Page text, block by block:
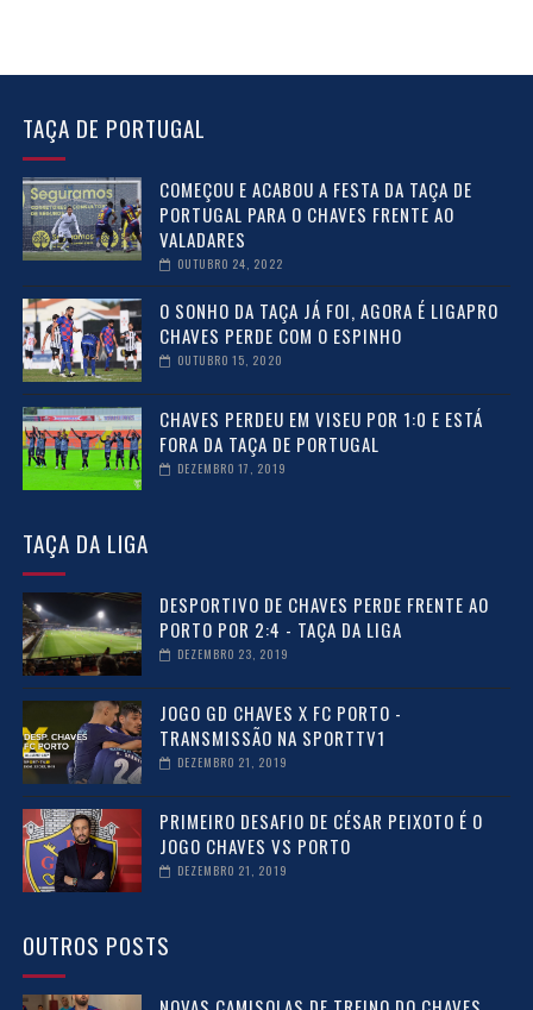
TAÇA DE PORTUGAL
COMEÇOU E ACABOU A FESTA DA TAÇA DE
PORTUGAL PARA O CHAVES FRENTE AO
VALADARES
OUTUBRO 24, 2022
O SONHO DA TAÇA JÁ FOI, AGORA É LIGAPRO
CHAVES PERDE COM O ESPINHO
OUTUBRO 15, 2020
CHAVES PERDEU EM VISEU POR 1:0 E ESTÁ
FORA DA TAÇA DE PORTUGAL
DEZEMBRO 17, 2019
TAÇA DA LIGA
DESPORTIVO DE CHAVES PERDE FRENTE AO
PORTO POR 2:4 - TAÇA DA LIGA
DEZEMBRO 23, 2019
JOGO GD CHAVES X FC PORTO -
TRANSMISSÃO NA SPORTTV1
DEZEMBRO 21, 2019
PRIMEIRO DESAFIO DE CÉSAR PEIXOTO É O
JOGO CHAVES VS PORTO
DEZEMBRO 21, 2019
OUTROS POSTS